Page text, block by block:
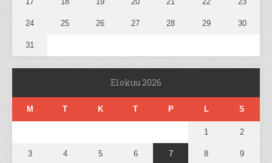
24 25 26 27 28 29 30
31
Elokuu 2026
M T K T P L S
1 2
3 4 5 6 7 8 9